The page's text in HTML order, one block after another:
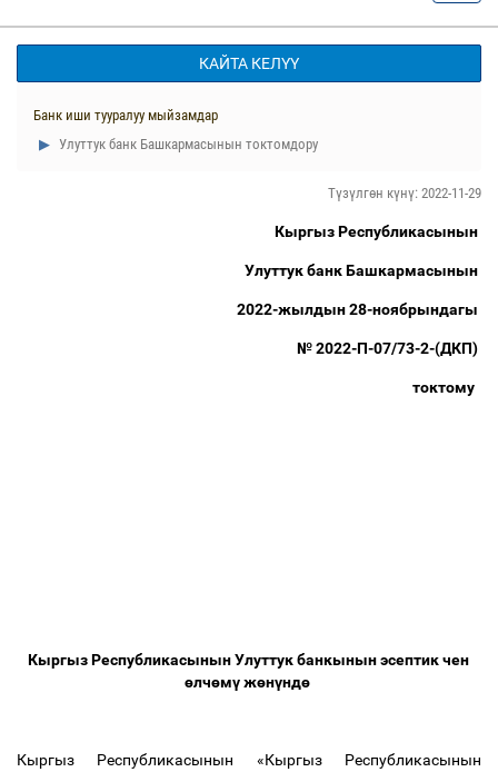
КАЙТА КЕЛҮҮ
Банк иши тууралуу мыйзамдар
Улуттук банк Башкармасынын токтомдору
Түзүлгөн күнү: 2022-11-29
Кыргыз Республикасынын
Улуттук банк Башкармасынын
2022-жылдын 28-ноябрындагы
№ 2022-П-07/73-2-(ДКП)
токтому
Кыргыз Республикасынын Улуттук банкынын эсептик чен
өлчөмүжөнүндө
Кыргыз Республикасынын «Кыргыз Республикасынын